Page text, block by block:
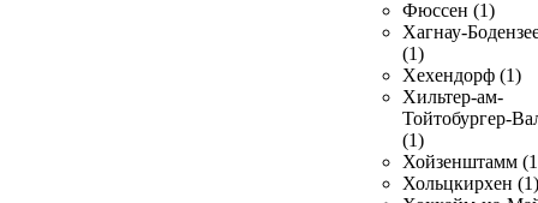
Фюссен (1)
Хагнау-
(1)
Хехендорф (1)
Хильтер-ам-
Тойтобургер-
(1)
Хойзенштамм
Хольцкирхен (1)